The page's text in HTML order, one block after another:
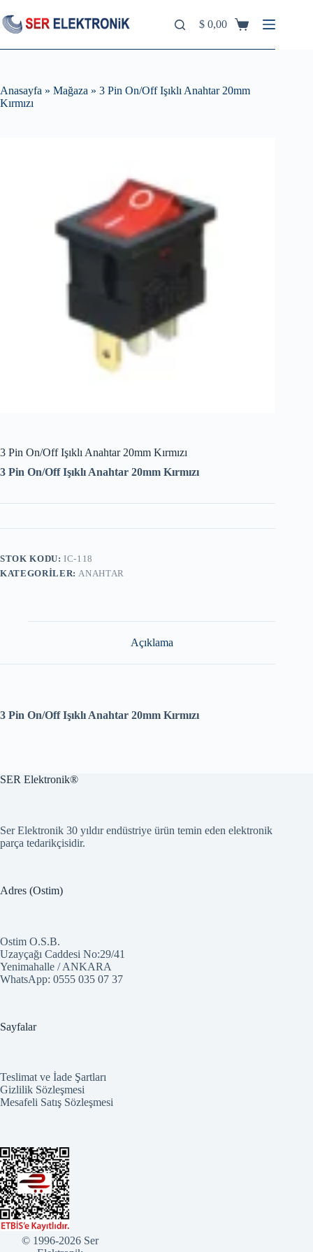
to
content
Shopping
$ 0,00
Anasayfa » Mağaza » 3 Pin On/Off Işıklı Anahtar 20mm
Kırmızı
3 Pin On/Off Işıklı Anahtar 20mm Kırmızı
3 Pin On/Off Işıklı Anahtar 20mm Kırmızı
STOK KODU:IC-118
KATEGORILER:ANAHTAR
Açıklama
3 Pin On/Off Işıklı Anahtar 20mm Kırmızı
SER Elektronik®
Ser Elektronik 30 yıldır endüstriye ürün temin eden elektronik
parça tedarikçisidir.
Adres (Ostim)
Ostim O.S.B.
Uzayçağı Caddesi No:29/41
Yenimahalle / ANKARA
WhatsApp: 0555 035 07 37
Sayfalar
Teslimat ve İade Şartları
Gizlilik Sözleşmesi
Mesafeli Satış Sözleşmesi
© 1996-2026 Ser